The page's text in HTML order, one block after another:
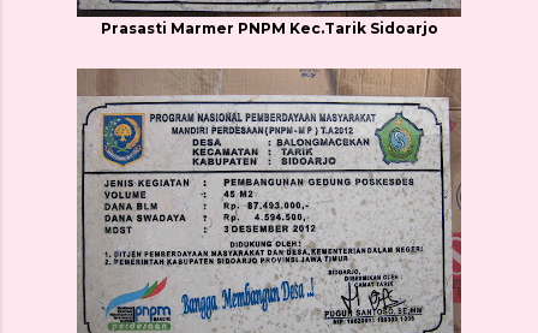
Prasasti Marmer PNPM Kec.Tarik Sidoarjo